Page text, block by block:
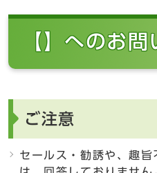
【】へのお
ご注意
セールス・勧誘や、趣